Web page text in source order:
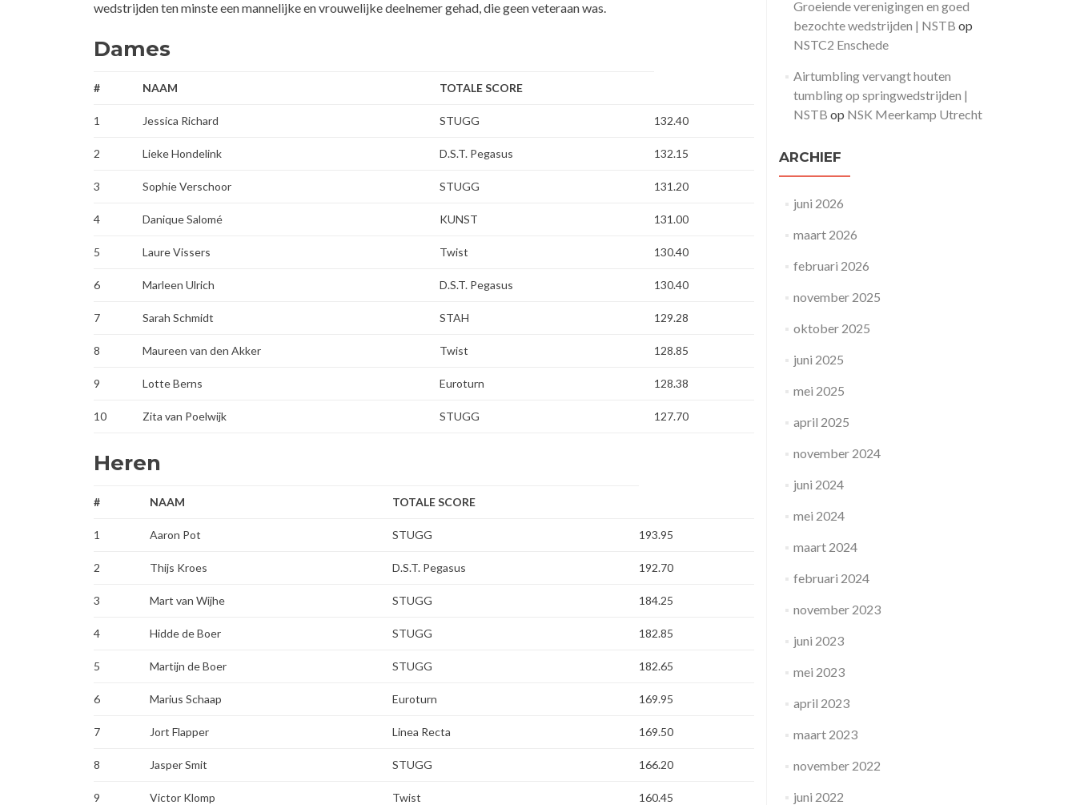
wedstrijden ten minste een mannelijke en vrouwelijke deelnemer gehad, die geen veteraan was.
Dames
# NAAM TOTALE SCORE
1 Jessica Richard STUGG 132.40
2 Lieke Hondelink D.S.T. Pegasus 132.15
3 Sophie Verschoor STUGG 131.20
4 Danique Salomé KUNST 131.00
5 Laure Vissers Twist 130.40
6 Marleen Ulrich D.S.T. Pegasus 130.40
7 Sarah Schmidt STAH 129.28
8 Maureen van den Akker Twist 128.85
9 Lotte Berns Euroturn 128.38
10 Zita van Poelwijk STUGG 127.70
Heren
# NAAM TOTALE SCORE
1 Aaron Pot STUGG 193.95
2 Thijs Kroes D.S.T. Pegasus 192.70
3 Mart van Wijhe STUGG 184.25
4 Hidde de Boer STUGG 182.85
5 Martijn de Boer STUGG 182.65
6 Marius Schaap Euroturn 169.95
7 Jort Flapper Linea Recta 169.50
8 Jasper Smit STUGG 166.20
9 Victor Klomp Twist 160.45
Groeiende verenigingen en goed
bezochte wedstrijden | NSTB op
NSTC2 Enschede
Airtumbling vervangt houten
tumbling op springwedstrijden |
NSTB op NSK Meerkamp Utrecht
ARCHIEF
juni 2026
maart 2026
februari 2026
november 2025
oktober 2025
juni 2025
mei 2025
april 2025
november 2024
juni 2024
mei 2024
maart 2024
februari 2024
november 2023
juni 2023
mei 2023
april 2023
maart 2023
november 2022
juni 2022